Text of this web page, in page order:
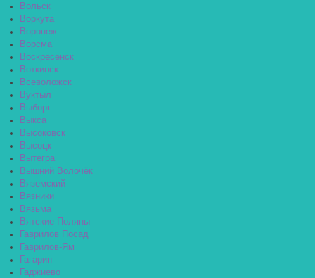
Вольск
Воркута
Воронеж
Ворсма
Воскресенск
Воткинск
Всеволожск
Вуктыл
Выборг
Выкса
Высоковск
Высоцк
Вытегра
Вышний Волочёк
Вяземский
Вязники
Вязьма
Вятские Поляны
Гаврилов Посад
Гаврилов-Ям
Гагарин
Гаджиево